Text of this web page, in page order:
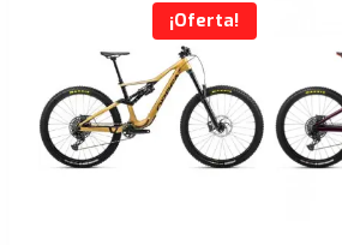
¡Oferta!